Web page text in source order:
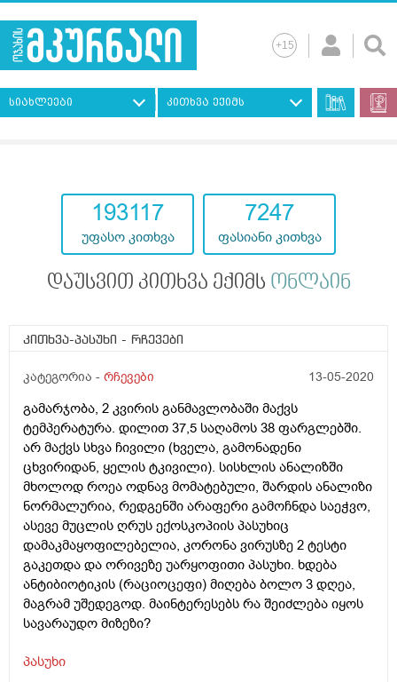
სიახლეები კითხვა ექიმს
193117
უფასო კითხვა
7247
ფასიანი კითხვა
დაუსვით კითხვა ექიმს ონლაინ
კითხვა-პასუხი - რჩევები
კატეგორია - რჩევები 13-05-2020
გამარჯობა, 2 კვირის განმავლობაში მაქვს
ტემპერატურა. დილით 37,5 საღამოს 38 ფარგლებში.
არ მაქვს სხვა ჩივილი (ხველა, გამონადენი
ცხვირიდან, ყელის ტკივილი). სისხლის ანალიზში
მხოლოდ როეა ოდნავ მომატებული, შარდის ანალიზი
ნორმალურია, რედგენში არაფერი გამოჩნდა საეჭვო,
ასევე მუცლის ღრუს ექოსკოპიის პასუხიც
დამაკმაყოფილებელია, კორონა ვირუსზე 2 ტესტი
გაკეთდა და ორივეზე უარყოფითი პასუხი. ხდება
ანტიბიოტიკის (რაციოცეფი) მიღება ბოლო 3 დღეა,
მაგრამ უშედეგოდ. მაინტერესებს რა შეიძლება იყოს
სავარაუდო მიზეზი?
პასუხი